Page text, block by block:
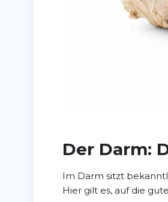
Der Darm:
Im Darm sitzt
Hier gilt es, auf die